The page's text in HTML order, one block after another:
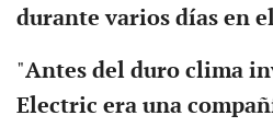
durante varios días en
"Antes del duro clima
Electric era una